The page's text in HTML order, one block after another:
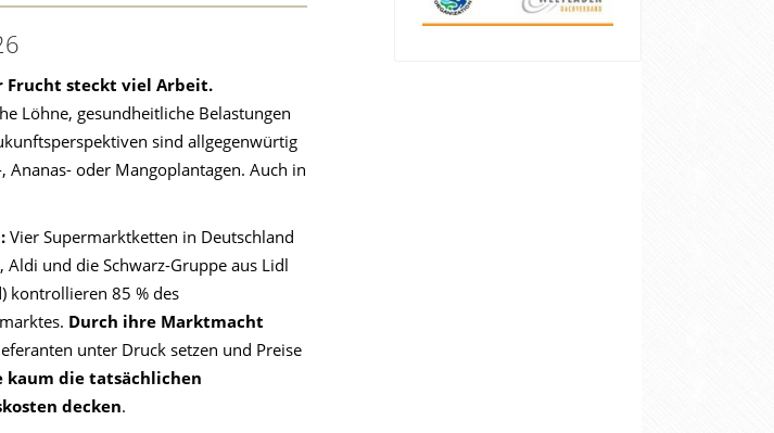
Frucht steckt viel Arbeit.
Löhne, gesundheitliche Belastungen
sind allgegenwürtig
Ananas- oder Mangoplantagen. Auch in
Vier Supermarktketten in Deutschland
Aldi und die Schwarz-Gruppe aus Lidl
kontrollieren 85 % des
Durch ihre Marktmacht
unter Druck setzen und Preise
kaum die tatsächlichen
decken.